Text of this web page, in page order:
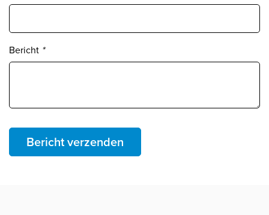
Bericht *
Bericht verzenden